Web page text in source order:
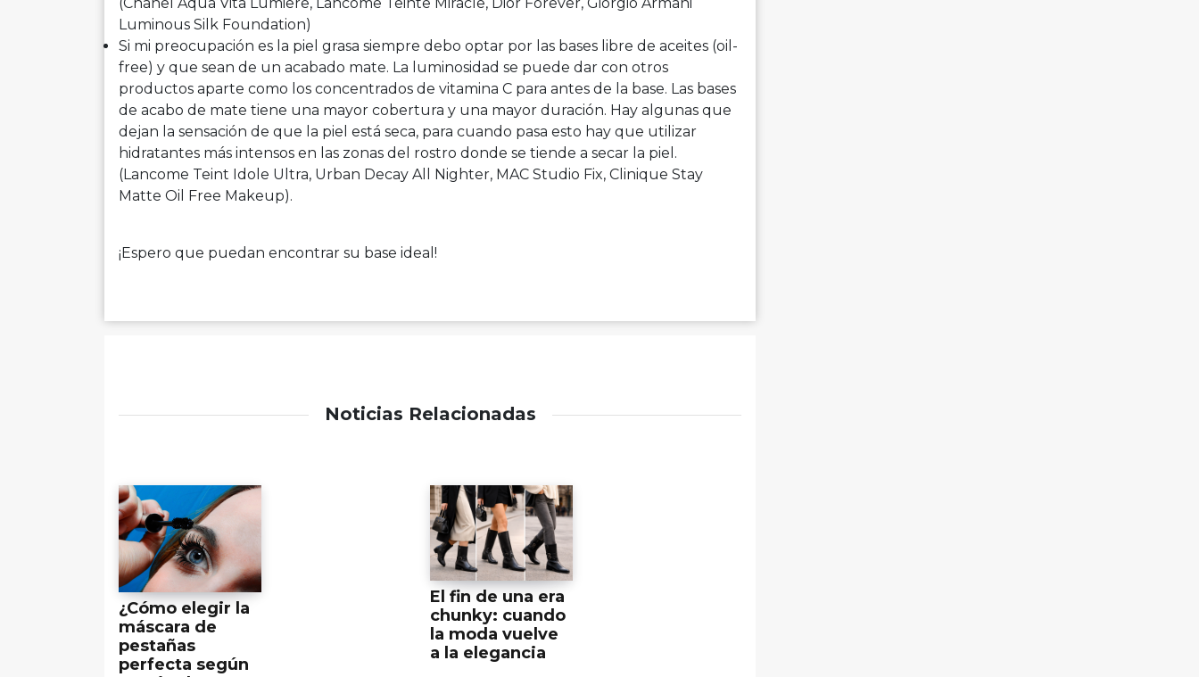
(Chanel Aqua Vita Lumiere, Lancome Teinte Miracle, Dior Forever, Giorgio Armani
Luminous Silk Foundation)
Si mi preocupación es la piel grasa siempre debo optar por las bases libre de aceites (oil-
free) y que sean de un acabado mate. La luminosidad se puede dar con otros
productos aparte como los concentrados de vitamina C para antes de la base. Las bases
de acabo de mate tiene una mayor cobertura y una mayor duración. Hay algunas que
dejan la sensación de que la piel está seca, para cuando pasa esto hay que utilizar
hidratantes más intensos en las zonas del rostro donde se tiende a secar la piel.
(Lancome Teint Idole Ultra, Urban Decay All Nighter, MAC Studio Fix, Clinique Stay
Matte Oil Free Makeup).
¡Espero que puedan encontrar su base ideal!
Noticias Relacionadas
¿Cómo elegir la
máscara de
pestañas
perfecta según
El fin de una era
chunky: cuando
la moda vuelve
a la elegancia